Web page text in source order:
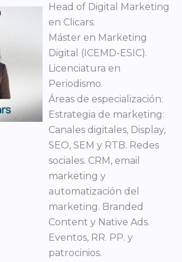
Head of Digital Marketing
en Clicars.
Máster en Marketing
Digital (ICEMD-ESIC).
Licenciatura en
Periodismo.
Áreas de especialización:
Estrategia de marketing:
Canales digitales, Display,
SEO, SEM y RTB. Redes
sociales. CRM, email
marketing y
automatización del
marketing. Branded
Content y Native Ads.
Eventos, RR. PP. y
patrocinios.